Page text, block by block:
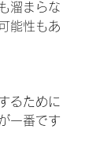
溜まらな
能性もあ
るために
一番です